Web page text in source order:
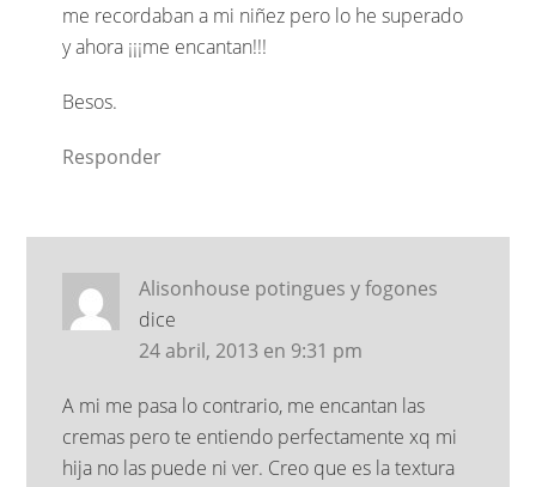
me recordaban a mi niñez pero lo he superado
y ahora ¡¡¡me encantan!!!
Besos.
Responder
Alisonhouse potingues y fogones
dice
24 abril, 2013 en 9:31 pm
A mi me pasa lo contrario, me encantan las
cremas pero te entiendo perfectamente xq mi
hija no las puede ni ver. Creo que es la textura